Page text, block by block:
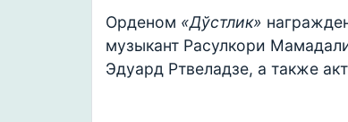
Орденом «Дўстлик»
музыкант Расулкори
Эдуард Ртвеладзе, а также